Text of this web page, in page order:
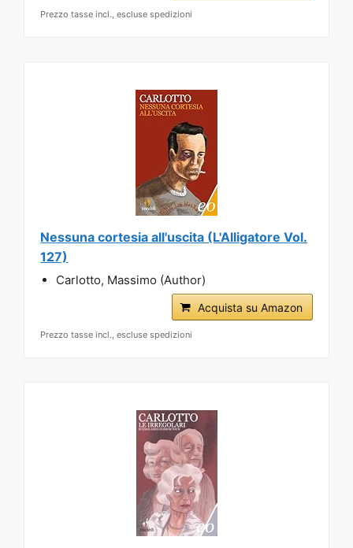
Prezzo tasse incl., escluse spedizioni
Nessuna cortesia all'uscita (L'Alligatore Vol.
127)
Carlotto, Massimo (Author)
Acquista su Amazon
Prezzo tasse incl., escluse spedizioni